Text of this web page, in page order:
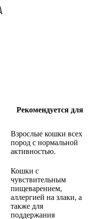
Рекомендуется для
Взрослые кошки всех
пород с нормальной
активностью.
Кошки с
чувствительным
пищеварением,
аллергией на злаки, а
также для
поддержания